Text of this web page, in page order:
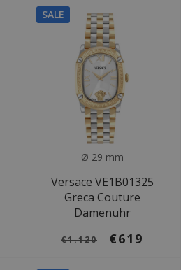
SALE
Ø 29 mm
Versace VE1B01325
Greca Couture
Damenuhr
€1.120 €619